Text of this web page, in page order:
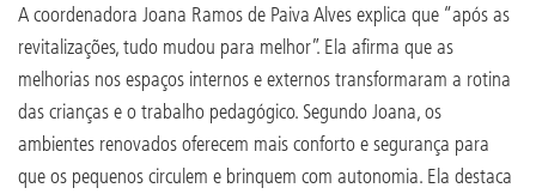
A coordenadora Joana Ramos de Paiva Alves explica que “após as
revitalizações, tudo mudou para melhor”. Ela afirma que as
melhorias nos espaços internos e externos transformaram a rotina
das crianças e o trabalho pedagógico. Segundo Joana, os
ambientes renovados oferecem mais conforto e segurança para
que os pequenos circulem e brinquem com autonomia. Ela destaca